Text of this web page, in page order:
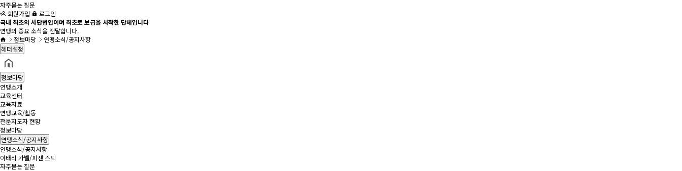
자주묻는 질문
회원가입
로그인
국내 최초의 사단법인이며 최초로 보급을 시작한 단체입니다
연맹의 중요 소식을 전달합니다.
정보마당
연맹소식/공지사항
헤더설정
정보마당
연맹소개
교육센터
교육자료
연맹교육/활동
전문지도자 현황
정보마당
연맹소식/공지사항
연맹소식/공지사항
이태리 가벨/피젠 스틱
자주묻는 질문